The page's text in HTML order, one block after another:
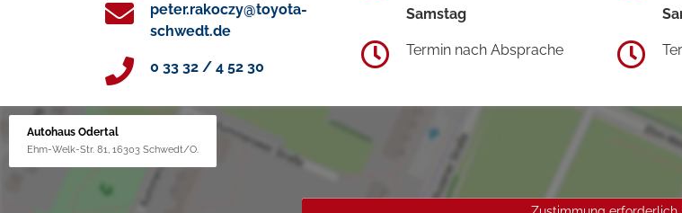
peter.rakoczy@toyota-
schwedt.de
0 33 32 / 4 52 30
Samstag
Termin nach Absprache
Autohaus Odertal
Ehm-Welk-Str. 81, 16303 Schwedt/O.